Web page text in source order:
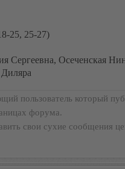
25, 25-27)
Сергеевна, Осеченская
Диляра
пользователь который
форума.
свои сухие сообщения